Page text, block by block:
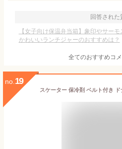
回答された
【女子向け保温弁当箱】象印やサー
かわいいランチジャーのおすすめは？
全てのおすすめコメ
no. 19
スケーター 保冷剤 ベルト付き